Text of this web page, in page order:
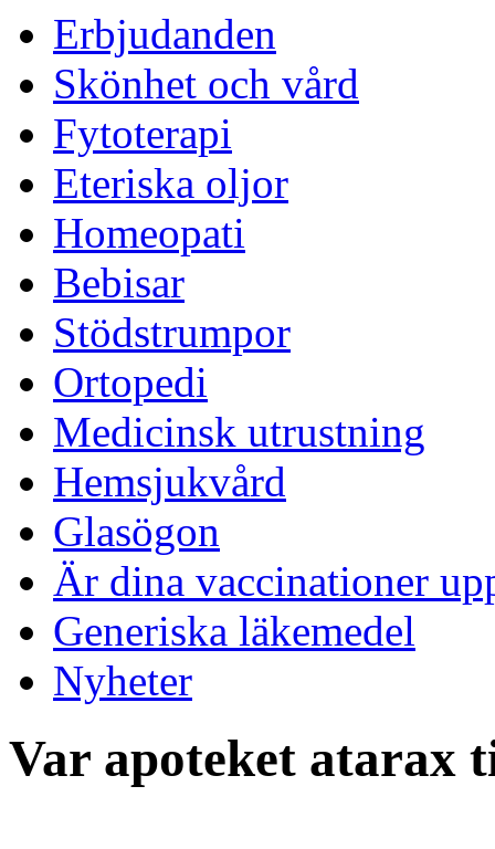
Erbjudanden
Skönhet och vård
Fytoterapi
Eteriska oljor
Homeopati
Bebisar
Stödstrumpor
Ortopedi
Medicinsk utrustning
Hemsjukvård
Glasögon
Är dina vaccinationer
Generiska läkemedel
Nyheter
Var apoteket atarax